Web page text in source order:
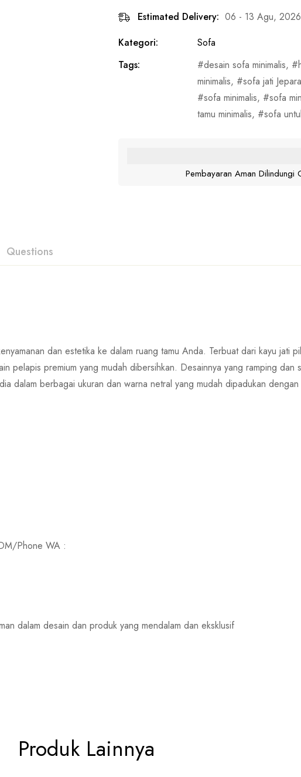
Estimated Delivery: 06 - 13 Agu, 2026
Kategori:
Sofa
Tags:
desain sofa minimalis,
minimalis, sofa jati Jepara
sofa minimalis, sofa
tamu minimalis, sofa
Pembayaran Aman Dilindungi
Questions
dan estetika ke dalam ruang tamu Anda. Terbuat dari kayu jati
pelapis premium yang mudah dibersihkan. Desainnya yang ramping dan
dalam berbagai ukuran dan warna netral yang mudah dipadukan
Phone WA :
dalam desain dan produk yang mendalam dan eksklusif
Produk Lainnya